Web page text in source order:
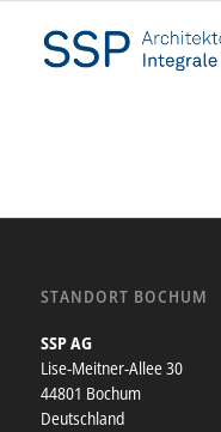
STANDORT BOCHUM
SSP AG
Lise-Meitner-Allee 30
44801 Bochum
Deutschland